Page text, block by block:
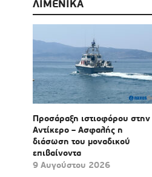
ΛΙΜΕΝΙΚΑ
Προσάραξη ιστιοφόρου στην
Αντίκερο – Ασφαλής η
διάσωση του μοναδικού
επιβαίνοντα
9 Αυγούστου 2026